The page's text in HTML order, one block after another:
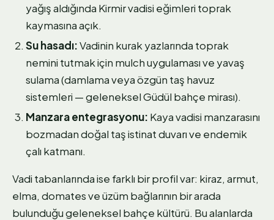
yağış aldığında Kirmir vadisi eğimleri toprak
kaymasına açık.
Su hasadı:Vadinin kurak yazlarında toprak
nemini tutmak için mulch uygulaması ve yavaş
sulama (damlama veya özgün taş havuz
sistemleri — geleneksel Güdül bahçe mirası).
Manzara entegrasyonu: Kaya vadisi manzarasını
bozmadan doğal taş istinat duvarı ve endemik
çalı katmanı.
Vadi tabanlarında ise farklı bir profil var: kiraz, armut,
elma, domates ve üzüm bağlarının bir arada
bulunduğu geleneksel bahçe kültürü. Bu alanlarda